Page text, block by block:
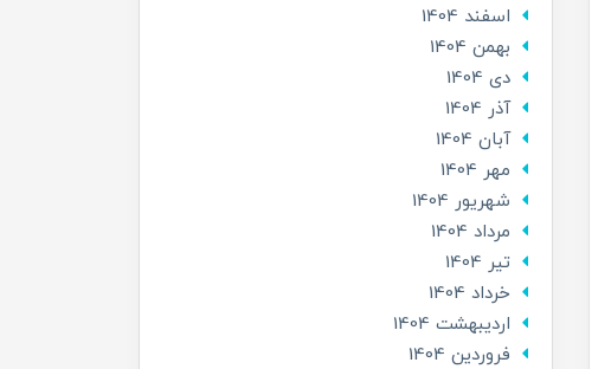
اسفند 1404
بهمن 1404
دی 1404
آذر 1404
آبان 1404
مهر 1404
شهریور 1404
مرداد 1404
تير 1404
خرداد 1404
ارديبهشت 1404
فروردین 1404